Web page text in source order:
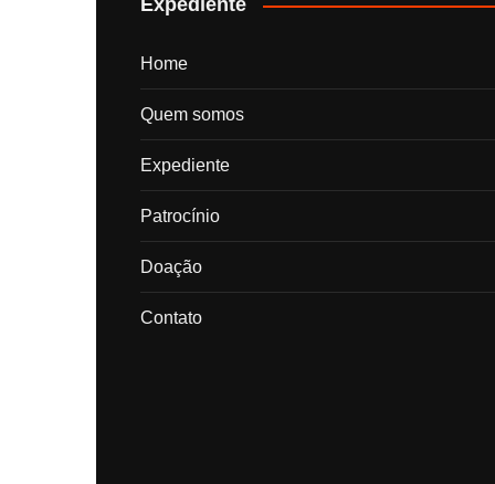
Expediente
Home
Quem somos
Expediente
Patrocínio
Doação
Contato